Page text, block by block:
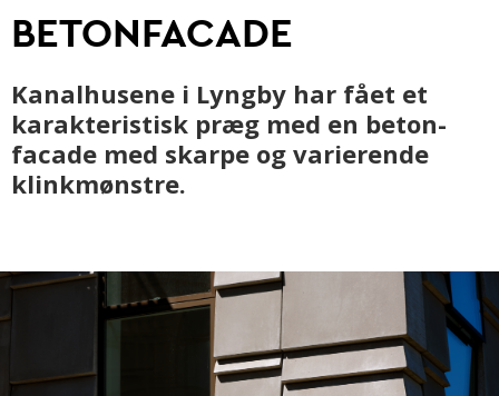
Fremtidens betonbranche
Grøn omstilling af beton
Kontrol og certificering
BETONFACADE
Kanalhusene i Lyngby har fået et
karakteristisk præg med en beton-
facade med skarpe og varierende
klinkmønstre.